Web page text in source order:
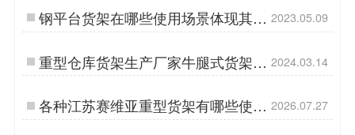
钢平台货架在哪些使用场景体现其优
化所在？
2023.05.09
重型仓库货架生产厂家牛腿式货架是
哪种类型？
2024.03.14
各种江苏赛维亚重型货架有哪些使用
特点?
2026.07.27